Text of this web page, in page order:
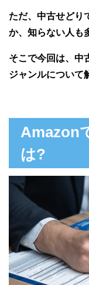
ただ、中古せどり
か、知らない人も
そこで今回は、中
ジャンルについて
Amazon
は?